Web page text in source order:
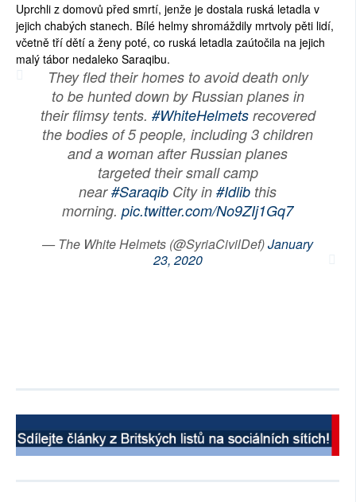
Uprchli z domovů před smrtí, jenže je dostala ruská letadla v
jejich chabých stanech. Bílé helmy shromáždily mrtvoly pěti lidí,
včetně tří dětí a ženy poté, co ruská letadla zaútočila na jejich
malý tábor nedaleko Saraqibu.
They fled their homes to avoid death only
to be hunted down by Russian planes in
their flimsy tents. #WhiteHelmetsrecovered
the bodies of 5 people, including 3 children
and a woman after Russian planes
targeted their small camp
near#Saraqib City in #Idlib this
morning. pic.twitter.com/No9ZIj1Gq7
— The White Helmets (@SyriaCivilDef)January
23, 2020